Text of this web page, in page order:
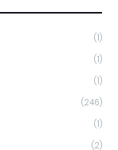
(1)
(1)
(1)
(246)
(1)
(2)